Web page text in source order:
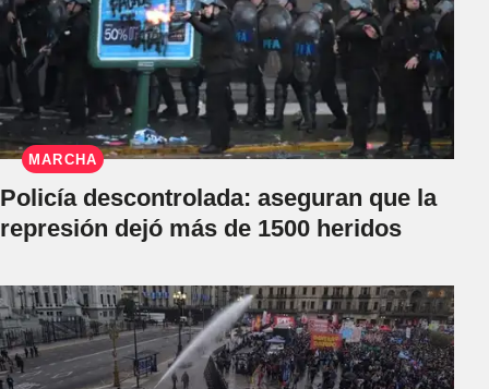
MARCHA
Policía descontrolada: aseguran que la
represión dejó más de 1500 heridos